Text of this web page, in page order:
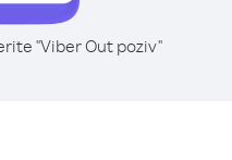
"Viber Out poziv"